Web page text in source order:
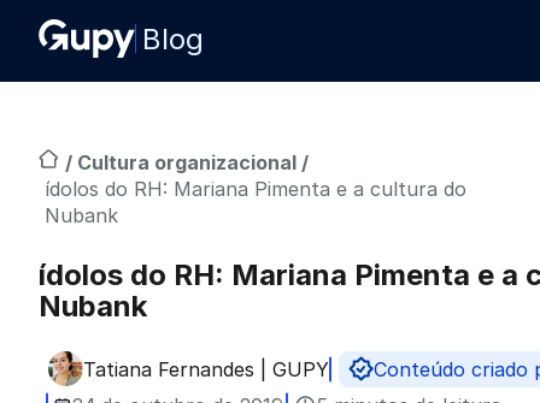
Blog
/ Cultura organizacional /
ídolos do RH: Mariana Pimenta e a cultura do
Nubank
ídolos do RH: Mariana Pimenta e a
Nubank
Publicado por
Tatiana Fernandes | GUPY
Conteúdo criado